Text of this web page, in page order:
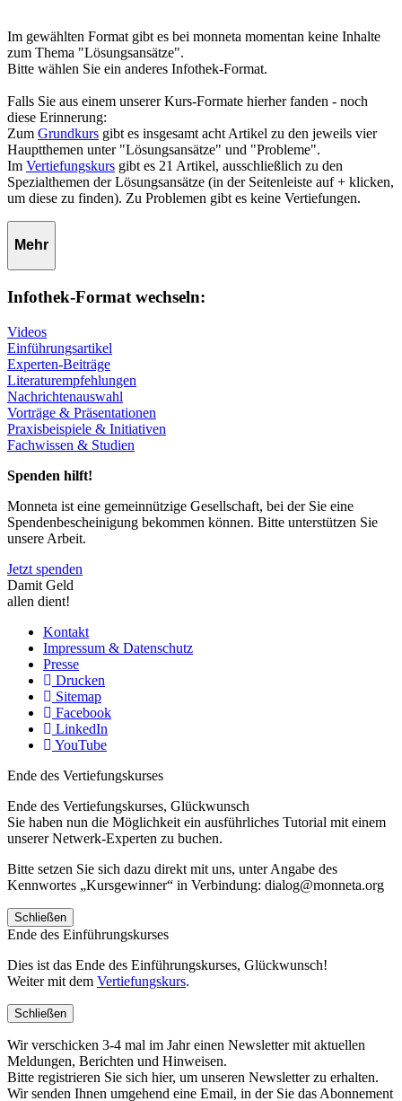
Im gewählten Format gibt es bei monneta momentan keine Inhalte
zum Thema "Lösungsansätze".
Bitte wählen Sie ein anderes Infothek-Format.
Falls Sie aus einem unserer Kurs-Formate hierher fanden - noch
diese Erinnerung:
Zum Grundkurs gibt es insgesamt acht Artikel zu den jeweils vier
Hauptthemen unter "Lösungsansätze" und "Probleme".
Im Vertiefungskurs gibt es 21 Artikel, ausschließlich zu den
Spezialthemen der Lösungsansätze (in der Seitenleiste auf + klicken,
um diese zu finden). Zu Problemen gibt es keine Vertiefungen.
Mehr
Infothek-Format wechseln:
Videos
Einführungsartikel
Experten-Beiträge
Literaturempfehlungen
Nachrichtenauswahl
Vorträge & Präsentationen
Praxisbeispiele & Initiativen
Fachwissen & Studien
Spenden hilft!
Monneta ist eine gemeinnützige Gesellschaft, bei der Sie eine
Spendenbescheinigung bekommen können. Bitte unterstützen Sie
unsere Arbeit.
Jetzt spenden
Damit Geld
allen dient!
Kontakt
Impressum & Datenschutz
Presse
Drucken
Sitemap
Facebook
LinkedIn
YouTube
Ende des Vertiefungskurses
Ende des Vertiefungskurses, Glückwunsch
Sie haben nun die Möglichkeit ein ausführliches Tutorial mit einem
unserer Netwerk-Experten zu buchen.
Bitte setzen Sie sich dazu direkt mit uns, unter Angabe des
Kennwortes „Kursgewinner“ in Verbindung: dialog@monneta.org
Schließen
Ende des Einführungskurses
Dies ist das Ende des Einführungskurses, Glückwunsch!
Weiter mit dem Vertiefungskurs.
Schließen
Wir verschicken 3-4 mal im Jahr einen Newsletter mit aktuellen
Meldungen, Berichten und Hinweisen.
Bitte registrieren Sie sich hier, um unseren Newsletter zu erhalten.
Wir senden Ihnen umgehend eine Email, in der Sie das Abonnement